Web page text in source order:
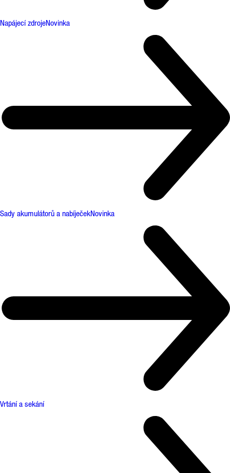
Napájecí zdrojeNovinka
Sady akumulátorů a nabíječekNovinka
Vrtání a sekání